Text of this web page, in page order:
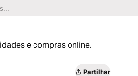
e compras online.
Partilhar